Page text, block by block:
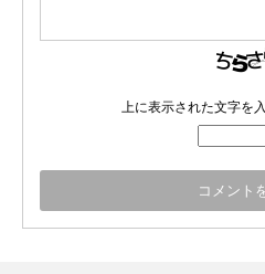
上に表示された文字を